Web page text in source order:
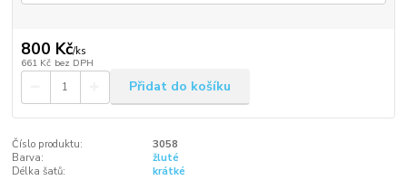
800 Kč/ks
661 Kč bez DPH
Přidat do košíku
Číslo produktu:
3058
Barva:
žluté
Délka šatů:
krátké